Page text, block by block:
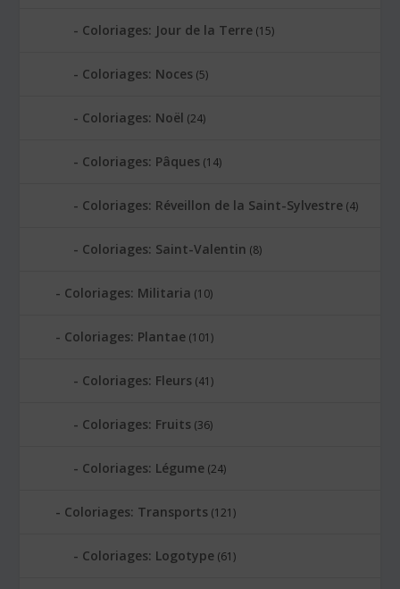
Coloriages: Jour de la Terre (15)
Coloriages: Noces (5)
Coloriages: Noël (24)
Coloriages: Pâques (14)
Coloriages: Réveillon de la Saint-Sylvestre (4)
Coloriages: Saint-Valentin (8)
Coloriages: Militaria (10)
Coloriages: Plantae (101)
Coloriages: Fleurs (41)
Coloriages: Fruits (36)
Coloriages: Légume (24)
Coloriages: Transports (121)
Coloriages: Logotype (61)